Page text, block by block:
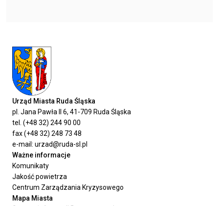
Urząd Miasta Ruda Śląska
pl. Jana Pawła II 6, 41-709 Ruda Śląska
tel. (+48 32) 244 90 00
fax (+48 32) 248 73 48
e-mail: urzad@ruda-sl.pl
Ważne informacje
Komunikaty
Jakość powietrza
Centrum Zarządzania Kryzysowego
Mapa Miasta